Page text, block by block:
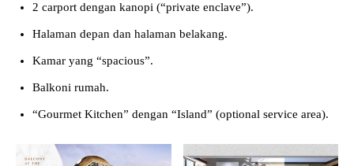
2 carport dengan kanopi (“private enclave”).
Halaman depan dan halaman belakang.
Kamar yang “spacious”.
Balkoni rumah.
“Gourmet Kitchen” dengan “Island” (optional service area).